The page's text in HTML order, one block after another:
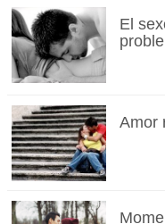
El
Amor